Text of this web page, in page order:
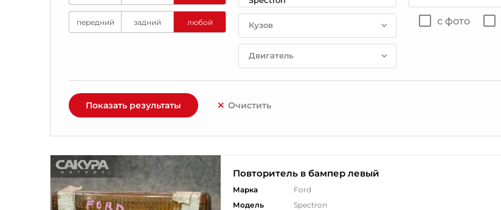
передний задний любой Кузов
Двигатель
с фото
Показать результаты Очистить
Повторитель в бампер левый
Марка
Ford
Модель
Spectron